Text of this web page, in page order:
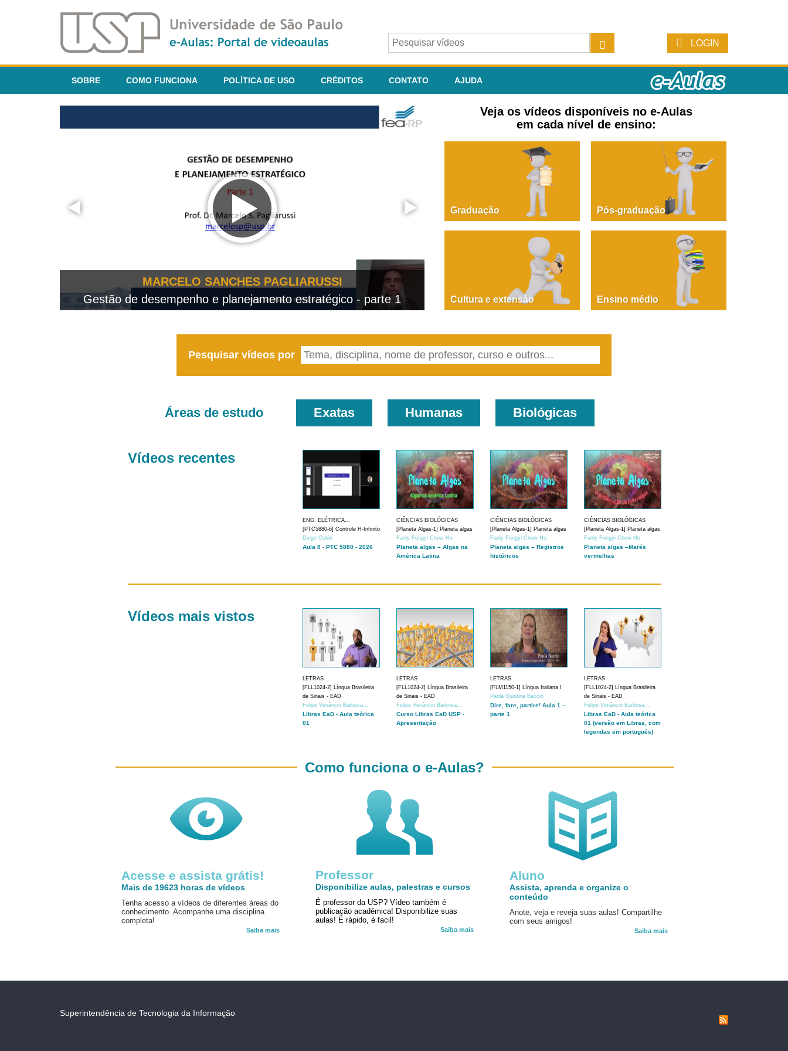
LOGIN
SOBRE COMO FUNCIONA POLÍTICA DE USO CRÉDITOS CONTATO AJUDA
MARCELO SANCHES PAGLIARUSSI
Gestão de desempenho e planejamento estratégico - parte 1
PAOLA GIUSTINA BACCIN
Dire, fare, partire! Aula 1 – parte 1
Veja os vídeos disponíveis no e-Aulas
em cada nível de ensino:
Graduação Pós-graduação
Cultura e extensão Ensino médio
Pesquisar vídeos por
Áreas de estudo Exatas Humanas Biológicas
Vídeos recentes
ENG. ELÉTRICA...
[PTC5880-6] Controle H-Infinito
Diego Colón
Aula 8 - PTC 5880 - 2026
CIÊNCIAS BIOLÓGICAS
[Planeta Algas-1] Planeta algas
Fanly Fungyi Chow Ho
Planeta algas – Algas na
América Latina
CIÊNCIAS BIOLÓGICAS
[Planeta Algas-1] Planeta algas
Fanly Fungyi Chow Ho
Planeta algas – Registros
históricos
CIÊNCIAS BIOLÓGICAS
[Planeta Algas-1] Planeta algas
Fanly Fungyi Chow Ho
Planeta algas –Marés
vermelhas
Vídeos mais vistos
LETRAS
[FLL1024-2] Língua Brasileira
de Sinais - EAD
Felipe Venâncio Barbosa...
Libras EaD - Aula teórica
01
LETRAS
[FLL1024-2] Língua Brasileira
de Sinais - EAD
Felipe Venâncio Barbosa...
Curso Libras EaD USP -
Apresentação
LETRAS
[FLM1150-1] Língua Italiana I
Paola Giustina Baccin
Dire, fare, partire! Aula 1 –
parte 1
LETRAS
[FLL1024-2] Língua Brasileira
de Sinais - EAD
Felipe Venâncio Barbosa...
Libras EaD - Aula teórica
01 (versão em Libras, com
legendas em português)
Acesse e assista grátis!
Mais de 19623 horas de vídeos
Tenha acesso a vídeos de diferentes áreas do
conhecimento. Acompanhe uma disciplina
completa!
Saiba mais
Aluno
Assista, aprenda e organize o
conteúdo
Anote, veja e reveja suas aulas! Compartilhe
com seus amigos!
Saiba mais
Como funciona o e-Aulas?
Professor
Disponibilize aulas, palestras e cursos
É professor da USP? Vídeo também é
publicação acadêmica! Disponibilize suas
aulas! É rápido, é facil!
Saiba mais
Superintendência de Tecnologia da Informação